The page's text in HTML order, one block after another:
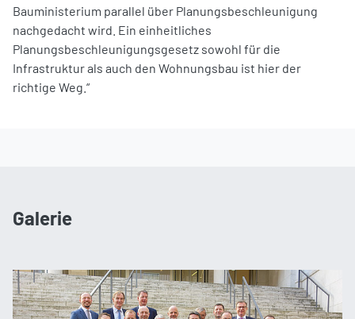
Bauministerium parallel über Planungsbeschleunigung
nachgedacht wird. Ein einheitliches
Planungsbeschleunigungsgesetz sowohl für die
Infrastruktur als auch den Wohnungsbau ist hier der
richtige Weg.“
Galerie